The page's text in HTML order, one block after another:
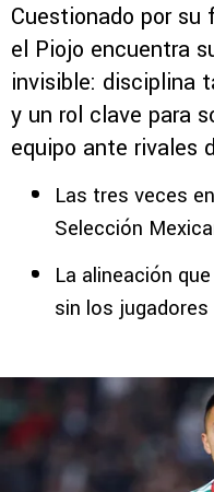
Cuestionado por
el Piojo encuentra
invisible: disciplina
y un rol clave para
equipo ante rivales
Las tres veces
Selección
La alineación
sin los